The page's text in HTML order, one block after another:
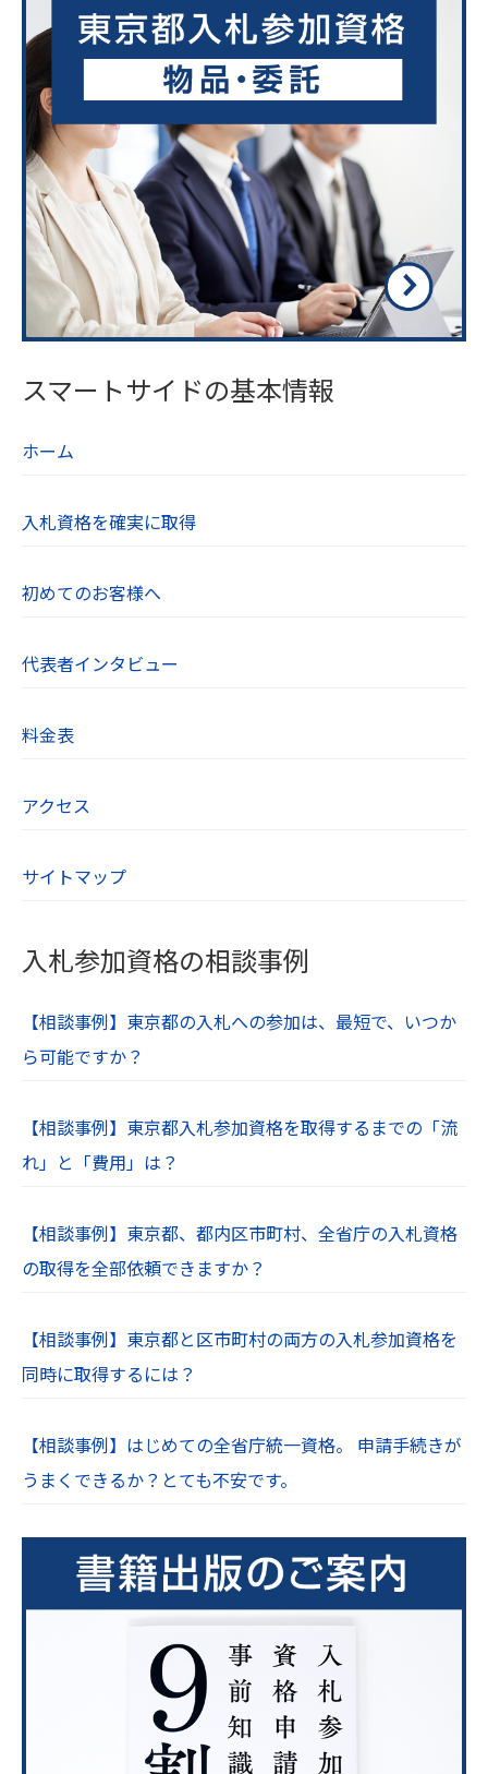
スマートサイドの基本情報
ホーム
入札資格を確実に取得
初めてのお客様へ
代表者インタビュー
料金表
アクセス
サイトマップ
入札参加資格の相談事例
【相談事例】東京都の入札への参加は、最短で、いつか
ら可能ですか？
【相談事例】東京都入札参加資格を取得するまでの「流
れ」と「費用」は？
【相談事例】東京都、都内区市町村、全省庁の入札資格
の取得を全部依頼できますか？
【相談事例】東京都と区市町村の両方の入札参加資格を
同時に取得するには？
【相談事例】はじめての全省庁統一資格。 申請手続きが
うまくできるか？とても不安です。